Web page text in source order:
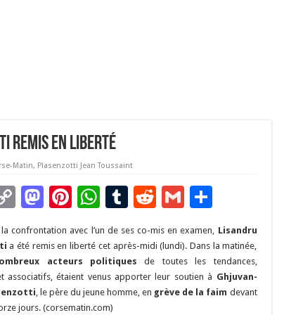
remis en liberté
Matin, Plasenzotti Jean Toussaint
C
o
p
y
Li
n
M
as
to
d
o
n
Pi
nt
er
es
t
W
h
at
sA
p
p
T
m
bl
r
R
e
d
di
t
G
ai
l
P
ar
ta
g
er
la confrontation avec l’un de ses co-mis en examen, Lisandru
a été remis en liberté cet après-midi (lundi). Dans la matinée,
acteurs politiques de toutes les tendances,
associatifs, étaient venus apporter leur soutien à Ghjuvan-
, le père du jeune homme, en grève de la faim devant
jours. (corsematin.com)